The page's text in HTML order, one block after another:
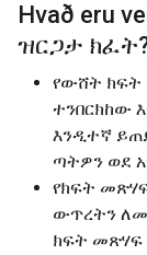
Hvað eru
ዝርጋታ ክፈት
የውሸት ክፍት
ተንበርክከው
እንዲተኛ
ጣትዎን ወደ
የክፍት መጽሃፍ
ውጥረትን
ክፍት መጽሃፍ